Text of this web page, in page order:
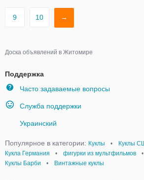
9 10 →
Доска объявлений в Житомире
Поддержка
Часто задаваемые вопросы
Служба поддержки
Украинский
Популярное в категории: Куклы • Куклы
Кукла Германия
• фигурки из мультфильмов •
Куклы Барби
• Винтажные куклы